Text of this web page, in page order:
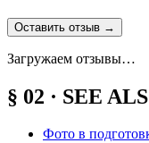
Оставить отзыв →
Загружаем отзывы…
§ 02 · SEE
Фото в